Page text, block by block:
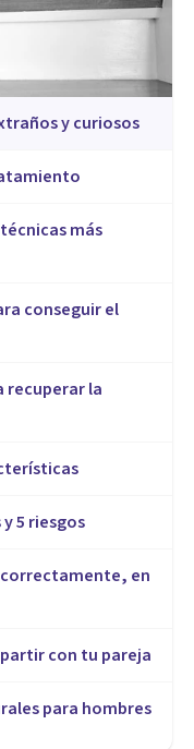
y curiosos
más
conseguir el
recuperar la
5 riesgos
en
con tu pareja
para hombres